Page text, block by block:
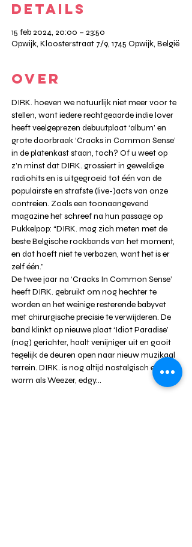
DETAILS
15 feb 2024, 20:00 – 23:50
Opwijk, Kloosterstraat 7/9, 1745 Opwijk, België
OVER
DIRK. hoeven we natuurlijk niet meer voor te
stellen, want iedere rechtgeaarde indie lover
heeft veelgeprezen debuutplaat ‘album’ en
grote doorbraak ‘Cracks in Common Sense’
in de platenkast staan, toch? Of u weet op
z’n minst dat DIRK. grossiert in geweldige
radiohits en is uitgegroeid tot één van de
populairste en strafste (live-)acts van onze
contreien. Zoals een toonaangevend
magazine het schreef na hun passage op
Pukkelpop: “DIRK. mag zich meten met de
beste Belgische rockbands van het moment,
en dat hoeft niet te verbazen, want het is er
zelf één.”
De twee jaar na ‘Cracks In Common Sense’
heeft DIRK. gebruikt om nog hechter te
worden en het weinige resterende babyvet
met chirurgische precisie te verwijderen. De
band klinkt op nieuwe plaat ‘Idiot Paradise’
(nog) gerichter, haalt venijniger uit en gooit
tegelijk de deuren open naar nieuw muzikaal
terrein. DIRK. is nog altijd nostalgisch en
warm als Weezer, edgy…